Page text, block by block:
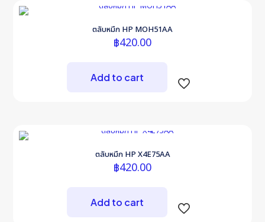
ตลับหมึก HP MOH51AA
฿420.00
Add to cart
ตลับหมึก HP X4E75AA
฿420.00
Add to cart